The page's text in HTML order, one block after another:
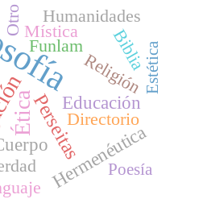
ÉticaPerseitasEducación
Hermenéutica
Funlam
Religión
Mística
Humanidades
Biblia
Directorio
Otro
Poesía
Estética